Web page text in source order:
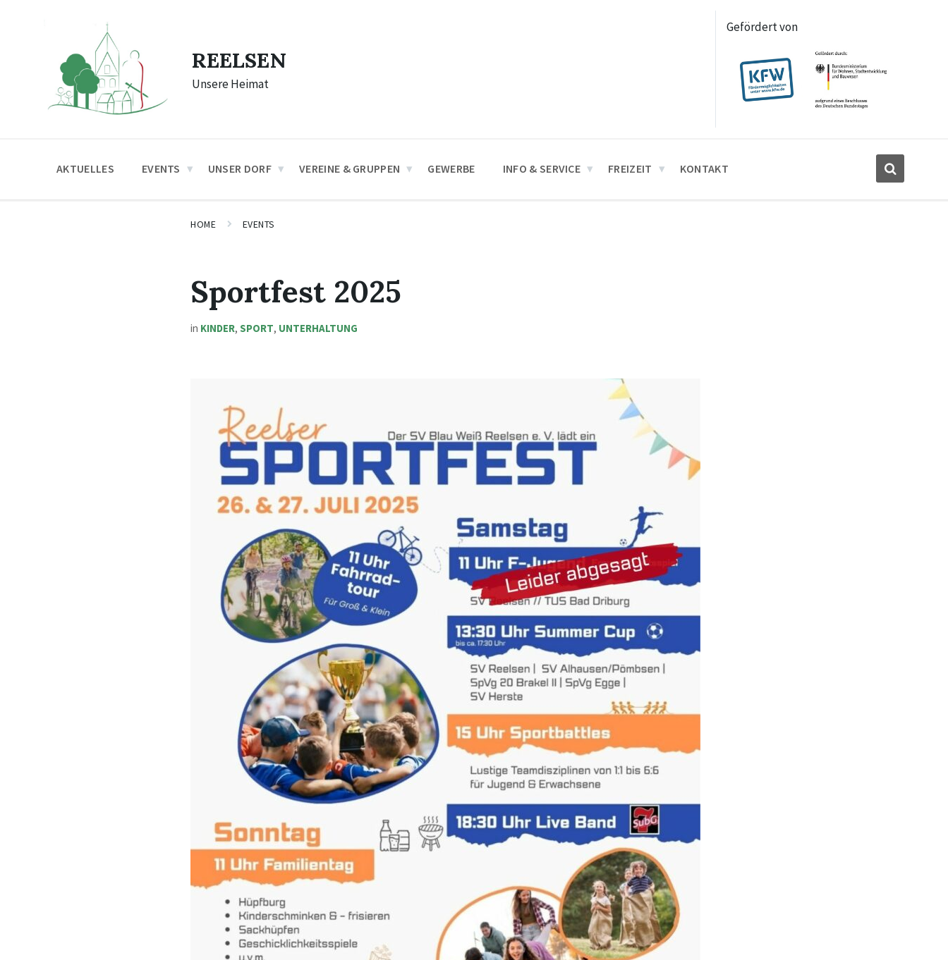
REELSEN
Unsere Heimat
Gefördert von
AKTUELLES EVENTS UNSER DORF VEREINE & GRUPPEN GEWERBE INFO & SERVICE FREIZEIT KONTAKT
HOME EVENTS
Sportfest 2025
in KINDER,SPORT, UNTERHALTUNG